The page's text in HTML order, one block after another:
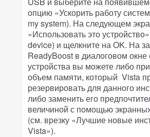
опцию «Ускорить работу
my system). На следующем
«Использовать это
device) и щелкните на OK. На
ReadyBoost в диалоговом окне
устройства вы можете либо
объем памяти, который Vista
резервировать для данного
либо заменить его
величиной с помощью
(см. врезку «Лучшие новые
Vista»).